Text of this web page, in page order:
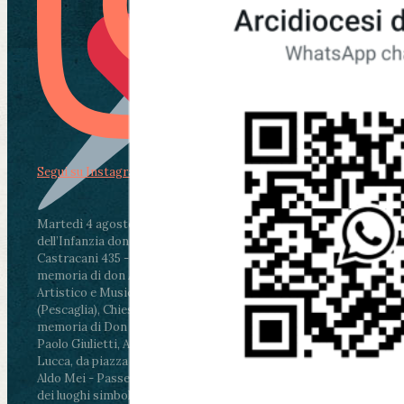
Martedì 4 agosto2026
ore 11:30 - Lucca, Scuola
dell’Infanzia don Aldo Mei - Viale Castruccio
Castracani 435 - Inaugurazione murales in
memoria di don Aldo Mei curato dal Liceo
Artistico e Musicale “Passaglia”
ore 18 - Fiano
(Pescaglia), Chiesa parrocchiale - Messa in
memoria di Don Aldo Mei celebrata da mons.
Paolo Giulietti, Arcivescovo di Lucca
ore 20.30 -
Lucca, da piazza San Michele al Cippo di don
Aldo Mei - Passeggiata della Memoria in alcuni
dei luoghi simbolo della città. Ritrovo alle ore
Segui su Instagram